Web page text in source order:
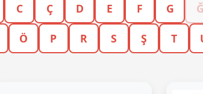
C Ç D E F G Ğ
Ö P R S Ş T